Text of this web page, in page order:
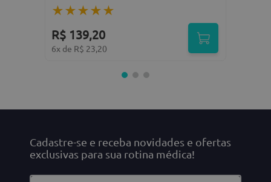
★★★★★
R$ 139,20
6x de R$ 23,20
Cadastre-se e receba novidades e ofertas
exclusivas para sua rotina médica!